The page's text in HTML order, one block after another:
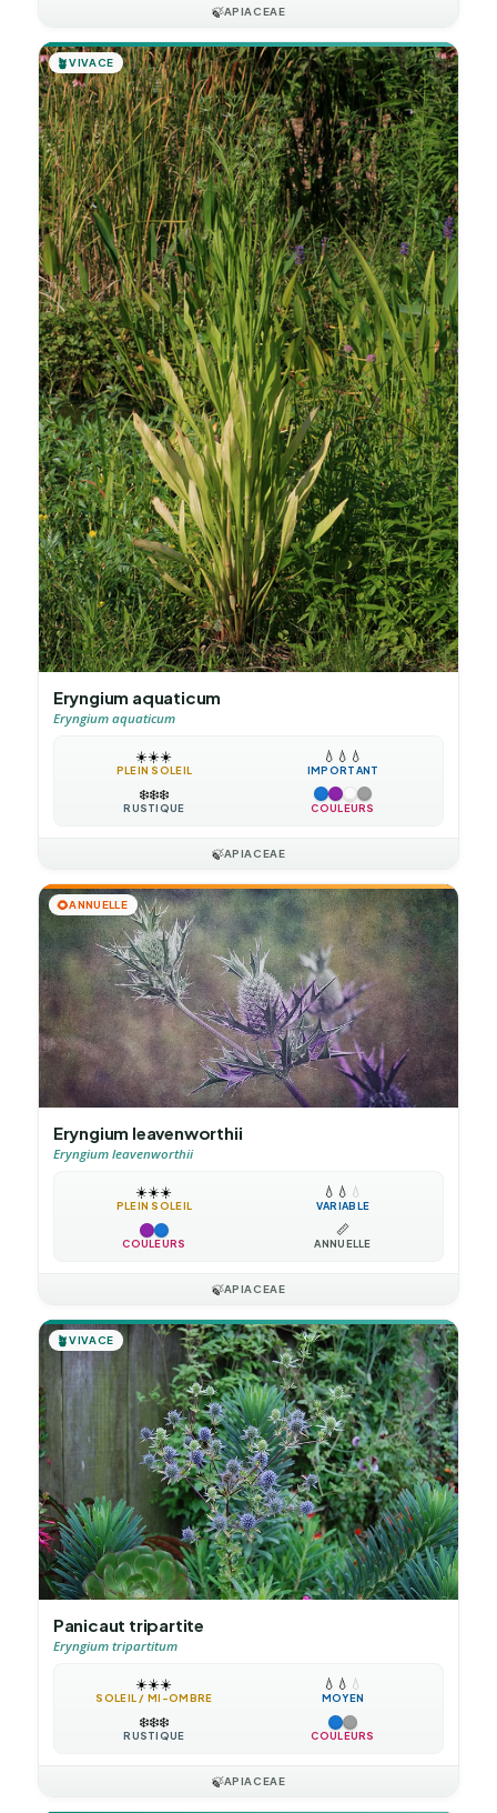
🍃APIACEAE
🪴VIVACE
Eryngium aquaticum
Eryngium aquaticum
☀️☀️☀️
PLEIN SOLEIL
💧 💧 💧
IMPORTANT
❄️❄️❄️
RUSTIQUE COULEURS
🍃APIACEAE
🌻ANNUELLE
Eryngium leavenworthii
Eryngium leavenworthii
☀️☀️☀️
PLEIN SOLEIL
💧 💧 💧
VARIABLE
COULEURS
📏
ANNUELLE
🍃APIACEAE
🪴VIVACE
Panicaut tripartite
Eryngium tripartitum
☀️☀️☀️
SOLEIL / MI-OMBRE
💧 💧 💧
MOYEN
❄️❄️❄️
RUSTIQUE COULEURS
🍃APIACEAE